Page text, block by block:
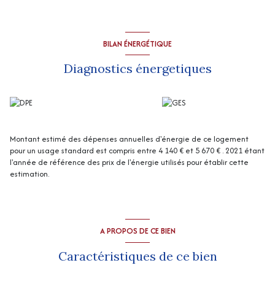
avec cheminée (27 m2 env), cuisine (13 m2 env), wc avec lave-mains au
rez-de-chaussée : wc avec lave-mains, salle de bains (10 m2 env), une
2 garages non attenant, 2 autres dépendances indépendantes avec
huttes à porc.
disponibles sur le site Géorisqueshttp://www.georisques.gouv.fr”
BILAN ÉNERGÉTIQUE
Diagnostics énergetiques
Montant estimé des dépenses annuelles d'énergie de ce logement
pour un usage standard est compris entre 4 140 € et 5 670 € . 2021 étant
l'année de référence des prix de l'énergie utilisés pour établir cette
estimation.
A PROPOS DE CE BIEN
Caractéristiques de ce bien